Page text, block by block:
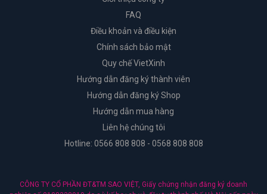
FAQ
Điều khoản và điều kiện
Chính sách bảo mật
Quy chế VietXinh
Hướng dẫn đăng ký thành viên
Hướng dẫn đăng ký Shop
Hướng dẫn mua hàng
Liên hệ chúng tôi
Hotline: 0566 808 808 - 0568 808 808
CÔNG TY CỔ PHẦN ĐT&TM SAO VIỆT, Giấy chứng nhận đăng ký doanh